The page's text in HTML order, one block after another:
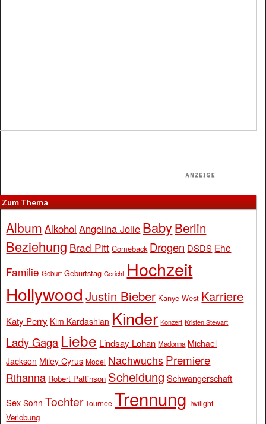
Zum Thema
Album Alkohol Angelina Jolie BabyBerlin
Beziehung Brad Pitt Comeback Drogen DSDS Ehe
Familie Geburt Geburtstag Gericht Hochzeit
Hollywood Justin Bieber Kanye West Karriere
Katy Perry Kim Kardashian Kinder Konzert Kristen Stewart
Lady Gaga Liebe Lindsay Lohan Madonna Michael
Jackson Miley Cyrus Model Nachwuchs Premiere
Rihanna Robert Pattinson Scheidung Schwangerschaft
Sex Sohn Tochter Tournee Trennung Twilight
Verlobung